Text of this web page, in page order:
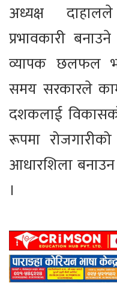
अध्यक्ष
प्रभावकारी
व्यापक छलफल
समय सरकारले
दशकलाई
रूपमा
आधारशिला
।